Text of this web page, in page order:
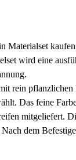
Materialset
wird eine
rein
Das feine
mitgeliefert.
dem